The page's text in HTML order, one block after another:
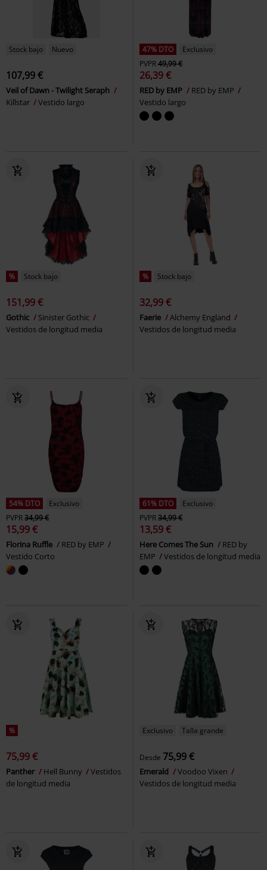
Stock bajo Nuevo
107,99 €
Veil of Dawn - Twilight Seraph
Killstar
Vestido largo
47% DTO
Exclusivo
PVPR49,99 €
26,39 €
RED by EMP
RED by EMP
Vestido largo
% Stock bajo
151,99 €
Gothic
Sinister Gothic
Vestidos de longitud media
% Stock bajo
32,99 €
Faerie
Alchemy England
Vestidos de longitud media
54% DTO
Exclusivo
PVPR34,99 €
15,99 €
Florina Ruffle
RED by EMP
Vestido Corto
61% DTO
Exclusivo
PVPR34,99 €
13,59 €
Here Comes The Sun
RED by
EMP
Vestidos de longitud media
%
75,99 €
Panther Hell Bunny
Vestidos
de longitud media
Exclusivo Talla grande
Desde 75,99 €
Emerald
Voodoo Vixen
Vestidos de longitud media